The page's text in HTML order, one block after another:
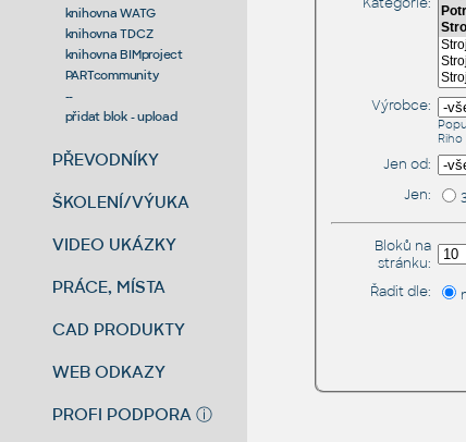
knihovna WATG
knihovna TDCZ
knihovna BIMproject
PARTcommunity
--
přidat blok - upload
PŘEVODNÍKY
ŠKOLENÍ/VÝUKA
VIDEO UKÁZKY
PRÁCE, MÍSTA
CAD PRODUKTY
WEB ODKAZY
PROFI PODPORA ⓘ
Výrobce:
Riho
Jen od:
Jen:
Bloků na
stránku:
Řadit dle: